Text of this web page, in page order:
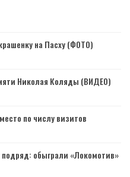
на Пасху (ФОТО)
Николая Коляды (ВИДЕО)
по числу визитов
обыграли «Локомотив»